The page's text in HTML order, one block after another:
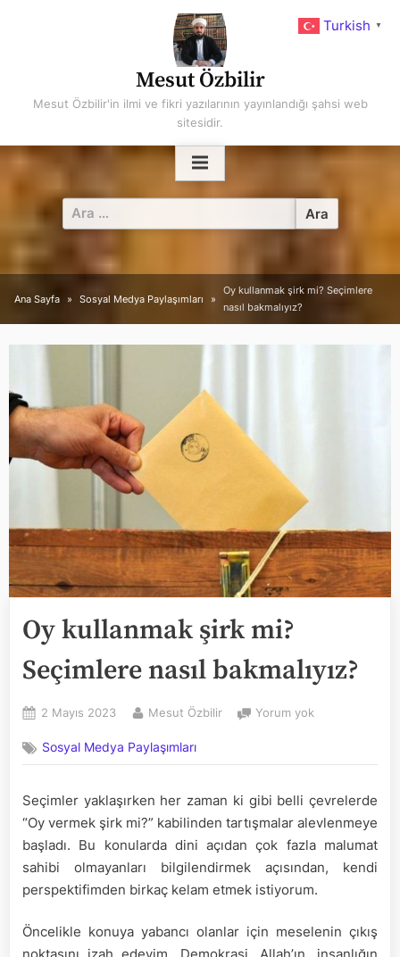
Mesut Özbilir
Mesut Özbilir'in ilmi ve fikri yazılarının yayınlandığı şahsi web
sitesidir.
Arama:
Ana Sayfa Sosyal Medya Paylaşımları
Oy kullanmak şirk mi? Seçimlere
nasıl bakmalıyız?
Oy kullanmak şirk mi?
Seçimlere nasıl bakmalıyız?
Posted
2 Mayıs 2023 By
Mesut Özbilir Yorum yok
mi?
nasıl
bakmalıyız?
Sosyal Medya Paylaşımları
Seçimler yaklaşırken her zaman ki gibi belli çevrelerde
“Oy vermek şirk mi?” kabilinden tartışmalar alevlenmeye
başladı. Bu konularda dini açıdan çok fazla malumat
sahibi olmayanları bilgilendirmek açısından, kendi
perspektifimden birkaç kelam etmek istiyorum.
Öncelikle konuya yabancı olanlar için meselenin çıkış
Turkish ▼